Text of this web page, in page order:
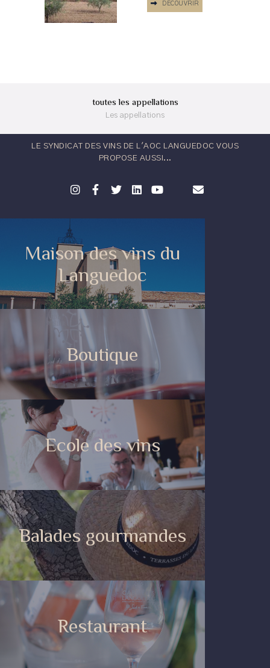
DÉCOUVRIR
toutes les appellations
Les appellations
LE SYNDICAT DES VINS DE L'AOC LANGUEDOC VOUS
PROPOSE AUSSI...
Maison des vins du
Languedoc
Boutique
Ecole des vins
Balades gourmandes
Restaurant